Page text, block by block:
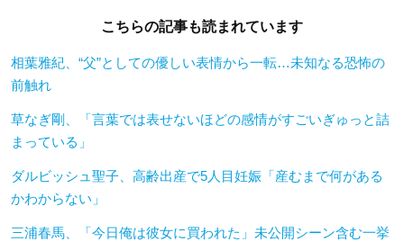
こちらの記事も読まれています
相葉雅紀、“父”としての優しい表情から一転…未知なる恐怖の
前触れ
草なぎ剛、「言葉では表せないほどの感情がすごいぎゅっと詰
まっている」
ダルビッシュ聖子、高齢出産で5人目妊娠「産むまで何がある
かわからない」
三浦春馬、「今日俺は彼女に買われた」未公開シーン含む一挙